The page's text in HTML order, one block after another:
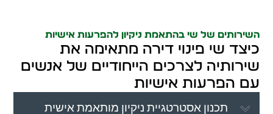
השירותים של שי בהתאמת ניקיון להפרעות אישיות
כיצד שי פינוי דירה מתאימה את
שירותיה לצרכים הייחודיים של אנשים
עם הפרעות אישיות
תכנון אסטרטגיית ניקיון מותאמת אישית